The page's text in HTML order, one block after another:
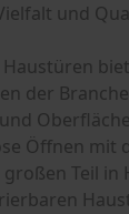
und
der
Öffnen mit
Teil